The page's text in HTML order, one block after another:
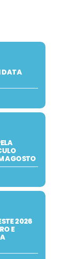
DATA
AGOSTO
2026
E